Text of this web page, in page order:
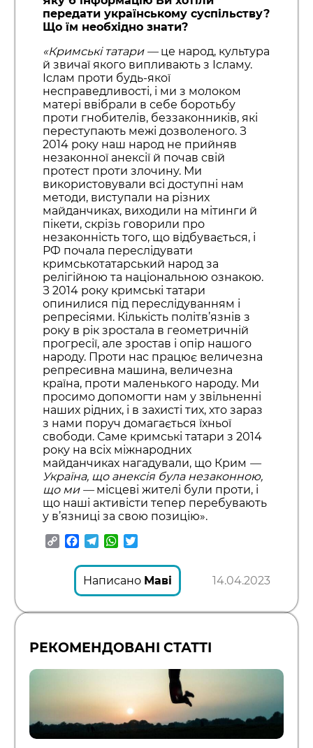
передати українському суспільству?
Що їм необхідно знати?
«Кримські татари —це народ, культура
й звичаї якого випливають з Ісламу.
Іслам проти будь-якої
несправедливості, і ми з молоком
матері ввібрали в себе боротьбу
проти гнобителів, беззаконників, які
переступають межі дозволеного. З
2014 року наш народ не прийняв
незаконної анексії й почав свій
протест проти злочину. Ми
використовували всі доступні нам
методи, виступали на різних
майданчиках, виходили на мітинги й
пікети, скрізь говорили про
незаконність того, що відбувається, і
РФ почала переслідувати
кримськотатарський народ за
релігійною та національною ознакою.
З 2014 року кримські татари
опинилися під переслідуванням і
репресіями. Кількість політв’язнів з
року в рік зростала в геометричній
прогресії, але зростав і опір нашого
народу. Проти нас працює величезна
репресивна машина, величезна
країна, проти маленького народу. Ми
просимо допомогти нам у звільненні
наших рідних, і в захисті тих, хто зараз
з нами поруч домагається їхньої
свободи. Саме кримські татари з 2014
року на всіх міжнародних
майданчиках нагадували, що Крим —
Україна, що анексія була незаконною,
що ми —місцеві жителі були проти, і
що наші активісти тепер перебувають
у в’язниці за свою позицію».
CopyFacebook
TelegramWhatsApp
Написано Маві 14.04.2023
РЕКОМЕНДОВАНІ СТАТТІ